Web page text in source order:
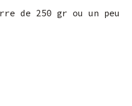
de 250 gr ou un peu